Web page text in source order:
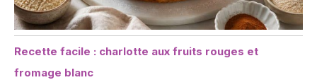
Recette facile : charlotte aux fruits rouges et
fromage blanc